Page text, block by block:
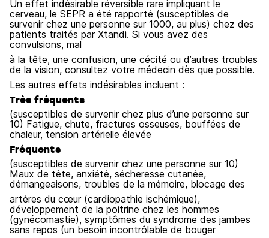
Un effet indésirable réversible rare impliquant le
cerveau, le SEPR a été rapporté (susceptibles de
survenir chez une personne sur 1000, au plus) chez des
patients traités par Xtandi. Si vous avez des
convulsions, mal
à la tête, une confusion, une cécité ou d’autres troubles
de la vision, consultez votre médecin dès que possible.
Les autres effets indésirables incluent :
Très fréquents
(susceptibles de survenir chez plus d’une personne sur
10) Fatigue, chute, fractures osseuses, bouffées de
chaleur, tension artérielle élevée
Fréquents
(susceptibles de survenir chez une personne sur 10)
Maux de tête, anxiété, sécheresse cutanée,
démangeaisons, troubles de la mémoire, blocage des
artères du cœur (cardiopathie ischémique),
développement de la poitrine chez les hommes
(gynécomastie), symptômes du syndrome des jambes
sans repos (un besoin incontrôlable de bouger